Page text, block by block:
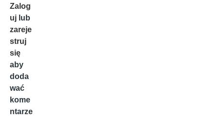
Zalog
uj lub
zareje
struj
się
aby
doda
wać
kome
ntarze